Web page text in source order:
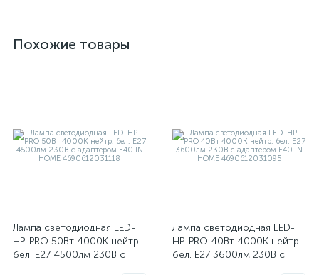
Похожие товары
Лампа светодиодная LED-
HP-PRO 50Вт 4000К нейтр.
бел. E27 4500лм 230В с
Лампа светодиодная LED-
HP-PRO 40Вт 4000К нейтр.
бел. E27 3600лм 230В с